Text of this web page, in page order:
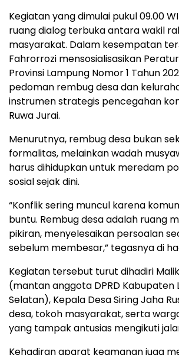
Kegiatan yang dimulai pukul 09.00
ruang dialog terbuka antara wakil
masyarakat. Dalam kesempatan
Fahrorrozi mensosialisasikan
Provinsi Lampung Nomor 1 Tahun
pedoman rembug desa dan
instrumen strategis pencegahan
Ruwa Jurai.
Menurutnya, rembug desa bukan
formalitas, melainkan wadah
harus dihidupkan untuk meredam
sosial sejak dini.
“Konflik sering muncul karena
buntu. Rembug desa adalah ruang
pikiran, menyelesaikan persoalan
sebelum membesar,” tegasnya di
Kegiatan tersebut turut dihadiri
(mantan anggota DPRD Kabupaten
Selatan), Kepala Desa Siring Jaha
desa, tokoh masyarakat, serta
yang tampak antusias mengikuti
Kehadiran aparat keamanan juga